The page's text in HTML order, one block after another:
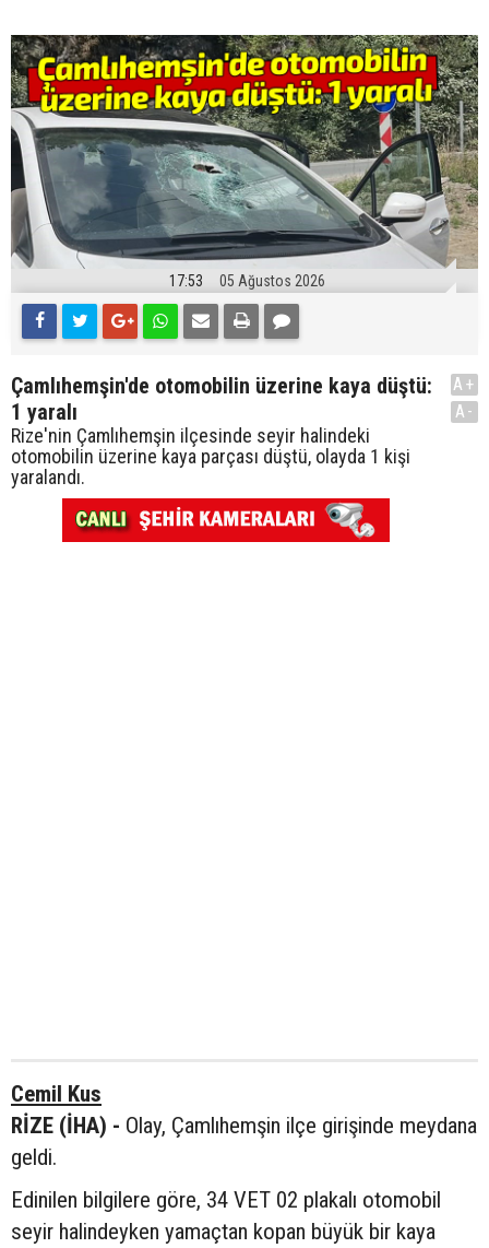
17:53 05 Ağustos 2026
Çamlıhemşin'de otomobilin üzerine kaya düştü:
1 yaralı
Rize'nin Çamlıhemşin ilçesinde seyir halindeki
otomobilin üzerine kaya parçası düştü, olayda 1 kişi
yaralandı.
A+
A-
Cemil Kus
RİZE (İHA) - Olay, Çamlıhemşin ilçe girişinde meydana
geldi.
Edinilen bilgilere göre, 34 VET 02 plakalı otomobil
seyir halindeyken yamaçtan kopan büyük bir kaya